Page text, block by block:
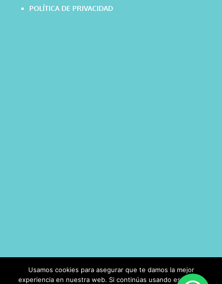
POLÍTICA DE PRIVACIDAD
Diseñado y Desarrollado por Mundo Majara
Usamos cookies para asegurar que te damos la mejor
experiencia en nuestra web. Si continúas usando este sitio,